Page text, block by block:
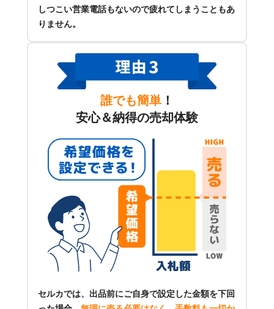
しつこい営業電話もないので疲れてしまうこともあ
りません。
誰でも簡単 ！
安心＆納得の売却体験
セルカでは、出品前にご自身で設定した金額を下回